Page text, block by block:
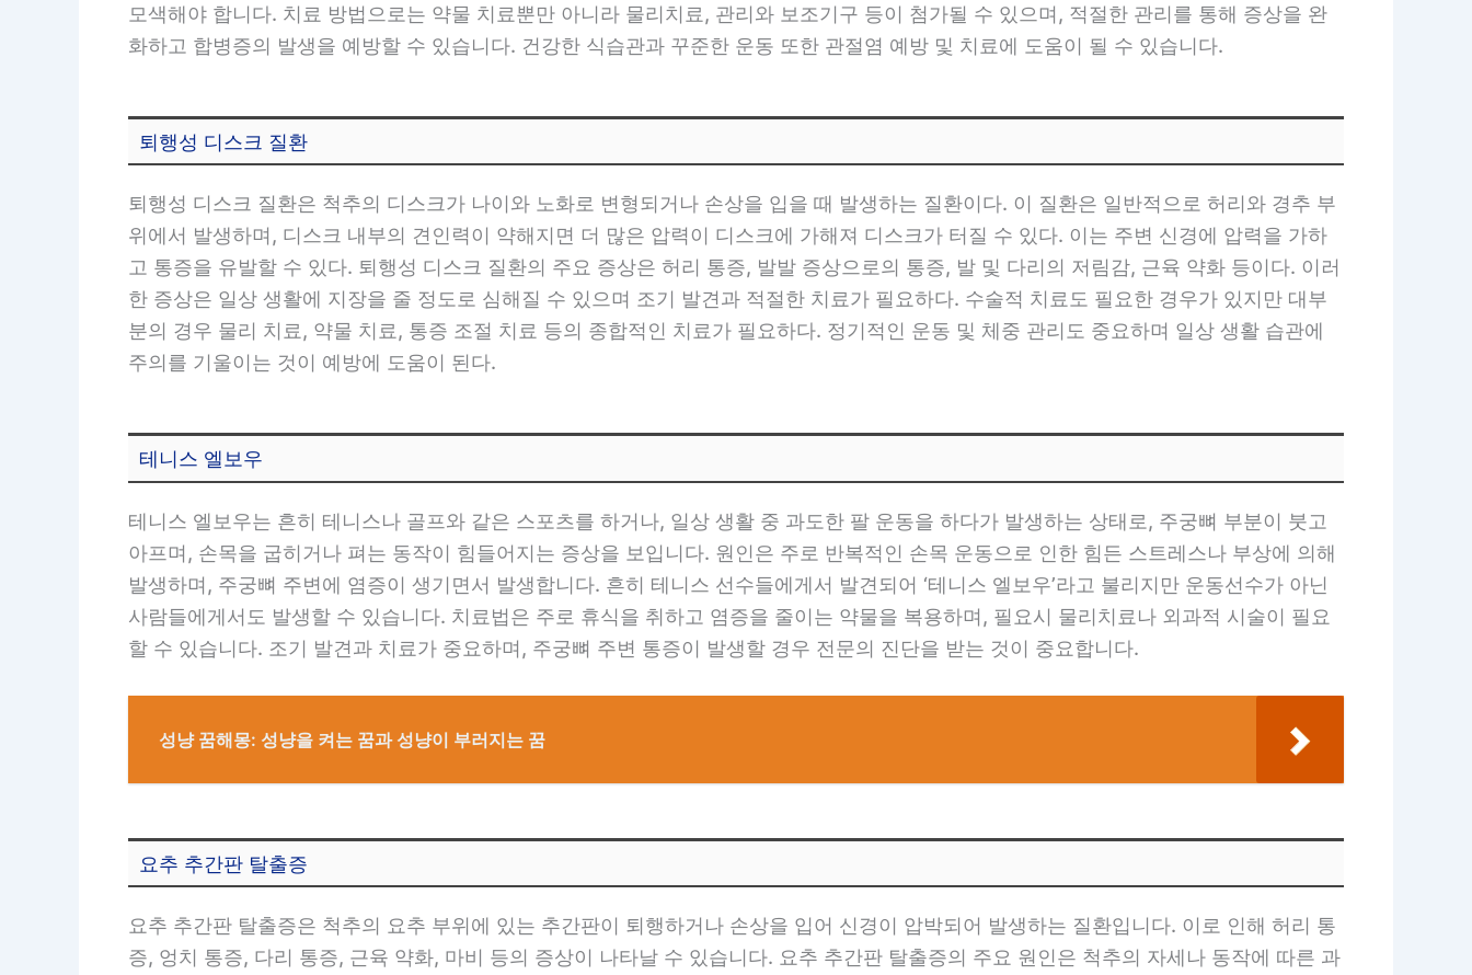
모색해야 합니다. 치료 방법으로는 약물 치료뿐만 아니라 물리치료, 관리와 보조기구 등이 첨가될 수 있으며, 적절한 관리를 통해 증상을 완
화하고 합병증의 발생을 예방할 수 있습니다. 건강한 식습관과 꾸준한 운동 또한 관절염 예방 및 치료에 도움이 될 수 있습니다.
퇴행성 디스크 질환
퇴행성 디스크 질환은 척추의 디스크가 나이와 노화로 변형되거나 손상을 입을 때 발생하는 질환이다. 이 질환은 일반적으로 허리와 경추 부
위에서 발생하며, 디스크 내부의 견인력이 약해지면 더 많은 압력이 디스크에 가해져 디스크가 터질 수 있다. 이는 주변 신경에 압력을 가하
고 통증을 유발할 수 있다. 퇴행성 디스크 질환의 주요 증상은 허리 통증, 발발 증상으로의 통증, 발 및 다리의 저림감, 근육 약화 등이다. 이러
한 증상은 일상 생활에 지장을 줄 정도로 심해질 수 있으며 조기 발견과 적절한 치료가 필요하다. 수술적 치료도 필요한 경우가 있지만 대부
분의 경우 물리 치료, 약물 치료, 통증 조절 치료 등의 종합적인 치료가 필요하다. 정기적인 운동 및 체중 관리도 중요하며 일상 생활 습관에
주의를 기울이는 것이 예방에 도움이 된다.
테니스 엘보우
테니스 엘보우는 흔히 테니스나 골프와 같은 스포츠를 하거나, 일상 생활 중 과도한 팔 운동을 하다가 발생하는 상태로, 주궁뼈 부분이 붓고
아프며, 손목을 굽히거나 펴는 동작이 힘들어지는 증상을 보입니다. 원인은 주로 반복적인 손목 운동으로 인한 힘든 스트레스나 부상에 의해
발생하며, 주궁뼈 주변에 염증이 생기면서 발생합니다. 흔히 테니스 선수들에게서 발견되어 ‘테니스 엘보우’라고 불리지만 운동선수가 아닌
사람들에게서도 발생할 수 있습니다. 치료법은 주로 휴식을 취하고 염증을 줄이는 약물을 복용하며, 필요시 물리치료나 외과적 시술이 필요
할 수 있습니다. 조기 발견과 치료가 중요하며, 주궁뼈 주변 통증이 발생할 경우 전문의 진단을 받는 것이 중요합니다.
성냥 꿈해몽: 성냥을 켜는 꿈과 성냥이 부러지는 꿈
요추 추간판 탈출증
요추 추간판 탈출증은 척추의 요추 부위에 있는 추간판이 퇴행하거나 손상을 입어 신경이 압박되어 발생하는 질환입니다. 이로 인해 허리 통
증, 엉치 통증, 다리 통증, 근육 약화, 마비 등의 증상이 나타날 수 있습니다. 요추 추간판 탈출증의 주요 원인은 척추의 자세나 동작에 따른 과